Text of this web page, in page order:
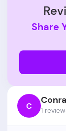
Share
C 1